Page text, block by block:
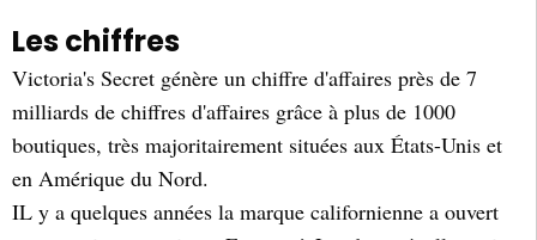
Les chiffres
Victoria's Secret génère un chiffre d'affaires près de 7
milliards de chiffres d'affaires grâce à plus de 1000
boutiques, très majoritairement situées aux États-Unis et
en Amérique du Nord.
IL y a quelques années la marque californienne a ouvert